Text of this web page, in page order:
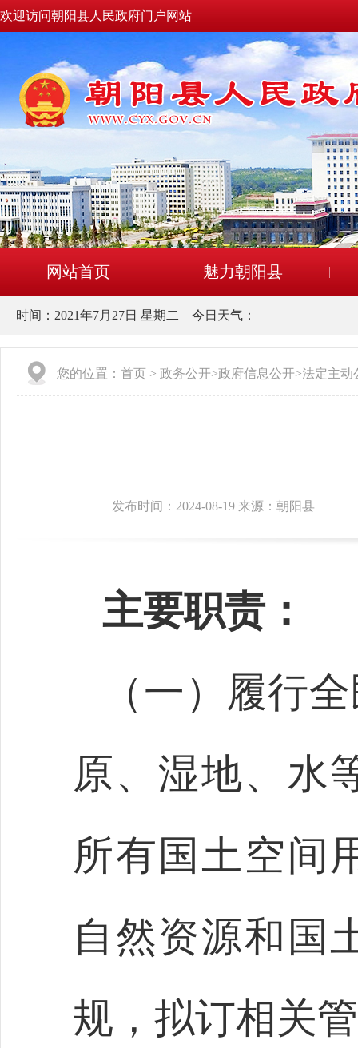
欢迎访问朝阳县人民政府门户网站
网站首页 魅力朝阳县
时间： 2021年7月27日 星期二 今日天气：
您的位置： 首页 > 政务公开>政府信息公开>法定主动
发布时间：2024-08-19 来源：朝阳县
主要职责：
（一）履行
原、湿地、水
所有国土空间
自然资源和国
规，拟订相关